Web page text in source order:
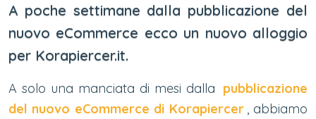
A poche settimane dalla pubblicazione del
nuovo eCommerce ecco un nuovo alloggio
per Korapiercer.it.
A solo una manciata di mesi dalla pubblicazione
del nuovo eCommerce di Korapiercer , abbiamo